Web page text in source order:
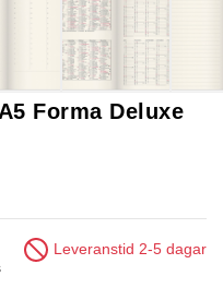
Forma Deluxe
Leveranstid 2-5 dagar